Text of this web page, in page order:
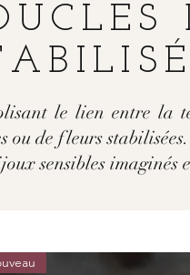
le lien entre la
ou de fleurs stabilisées.
sensibles imaginés